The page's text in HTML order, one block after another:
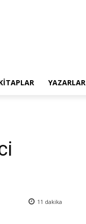
YAZARLAR
11 dakika